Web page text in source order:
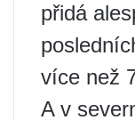
přidá
více než
A v